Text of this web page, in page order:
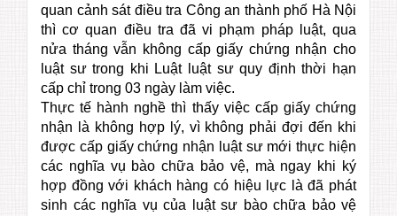
quan cảnh sát điều tra Công an thành phố Hà Nội
thì cơ quan điều tra đã vi phạm pháp luật, qua
nửa tháng vẫn không cấp giấy chứng nhận cho
luật sư trong khi Luật luật sư quy định thời hạn
cấp chỉ trong 03 ngày làm việc.
Thực tế hành nghề thì thấy việc cấp giấy chứng
nhận là không hợp lý, vì không phải đợi đến khi
được cấp giấy chứng nhận luật sư mới thực hiện
các nghĩa vụ bào chữa bảo vệ, mà ngay khi ký
hợp đồng với khách hàng có hiệu lực là đã phát
sinh các nghĩa vụ của luật sư bào chữa bảo vệ